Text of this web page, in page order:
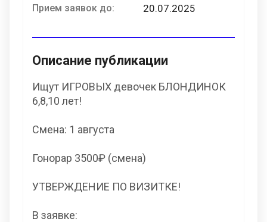
Прием заявок до: 20.07.2025
Описание публикации
Ищут ИГРОВЫХ девочек БЛОНДИНОК
6,8,10 лет!
Смена: 1 августа
Гонорар 3500₽ (смена)
УТВЕРЖДЕНИЕ ПО ВИЗИТКЕ!
В заявке: